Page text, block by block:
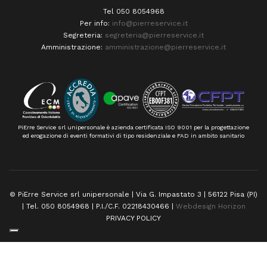
Tel 050 8054968
Per info: info@pierreservice.it
Segreteria: segreteria@pierreservice.it
Amministrazione: amministrazione@pierreservice.it
PiErre Service srl unipersonale è azienda certificata ISO 9001 per la progettazione
ed erogazione di eventi formativi di tipo residenziale e FAD in ambito sanitario
© PiErre Service srl unipersonale | Via G. Impastato 3 | 56122 Pisa (PI)
| Tel. 050 8054968 | P.I./C.F. 02218430466 | Webdesign Horizon
PRIVACY POLICY